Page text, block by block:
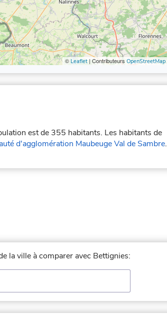
© Leaflet | Contributeurs OpenStreetMap
est de 355 habitants. Les habitants de
d'agglomération Maubeuge Val de Sambre.
la ville à comparer avec Bettignies: